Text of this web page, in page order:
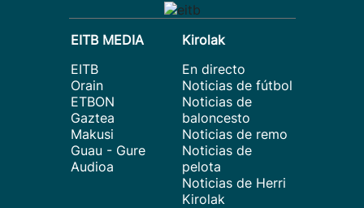
EITB MEDIA
EITB
Orain
ETBON
Gaztea
Makusi
Guau - Gure
Audioa
Kirolak
En directo
Noticias de fútbol
Noticias de
baloncesto
Noticias de remo
Noticias de
pelota
Noticias de Herri
Kirolak